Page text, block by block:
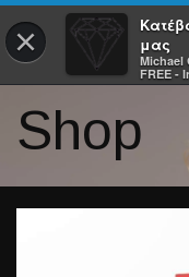
×
μας
Michael
FREE -
Shop